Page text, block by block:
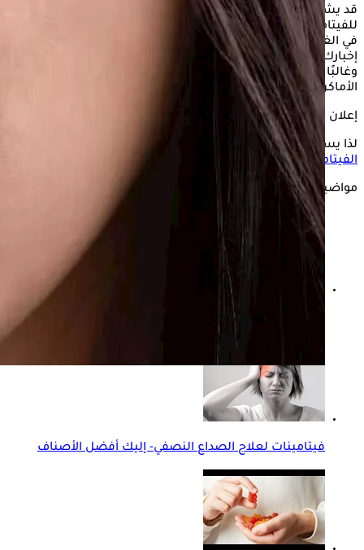
قد يشير نزيف الأنفالمتكرر إلى نقص في التغذية، فهناك ارتباط
للفيتامينات والمعادن بهذا النقص، فنزيف الأنف شائع وغير ضار
في الغالب، ولكن إذا تكرر دون سبب واضح، فقد يحاول جسمك
إخبارك بشيء ما، وقد يلعب نقص التغذية دورًا في ذلك أحيانًا،
وغالبًا ما يكون الأنف، ببطانته الرقيقة من الأوعية الدموية، من أوائل
الأماكن التي تظهر عليها هذه العلامات.
إعلان
لذا يستعرض "الكونسلتو" في السطور التالية، العلاقة بين نقص
الفيتاميناتونزيف الفم، بحسب "onlymyhealth".
مواضيع ذات صلة
ماذا يحدث لجسمك عند تناول جرعة زائدة من الفيتامينات؟
فيتامينات لعلاج الصداع النصفي- إليك أفضل الأصناف